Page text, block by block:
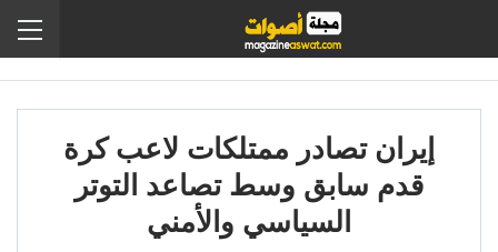
إيران تصادر ممتلكات لاعب كرة
قدم سابق وسط تصاعد التوتر
السياسي والأمني